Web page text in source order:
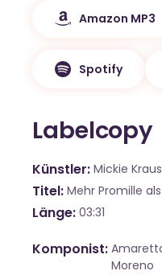
Amazon MP3
Spotify
Labelcopy
Künstler Mickie
Titel Mehr Promille
Länge 03:31
Komponist
Moreno